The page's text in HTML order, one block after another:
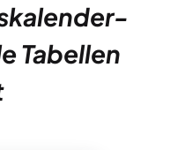
Tabellen